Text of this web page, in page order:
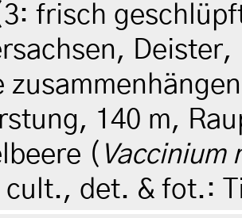
frisch
140 m,
( Vaccinium
det. & fot.: